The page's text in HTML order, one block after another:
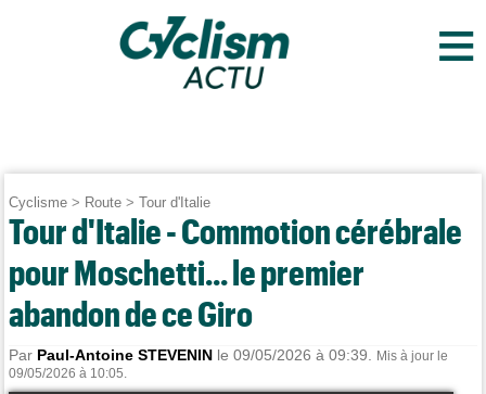
≡
Cyclisme > Route >Tour d'Italie
Tour d'Italie - Commotion cérébrale
pour Moschetti... le premier
abandon de ce Giro
Par Paul-Antoine STEVENIN le 09/05/2026 à 09:39.
Mis à jour le
09/05/2026 à 10:05.